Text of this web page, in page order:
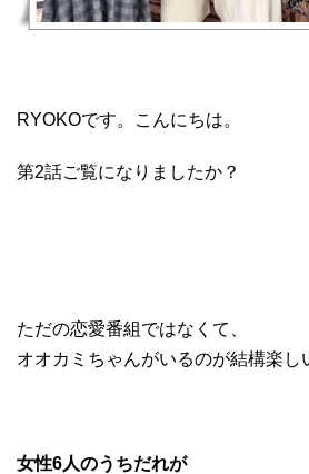
RYOKOです。こんにちは。
第2話ご覧になりましたか？
ただの恋愛番組ではなくて、
オオカミちゃんがいるのが結構楽し
女性6人のうちだれが